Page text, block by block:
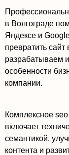
в Волгограде
Яндексе и
превратить
разрабатываем
особенности
компании.
Комплексное
включает
семантикой,
контента и